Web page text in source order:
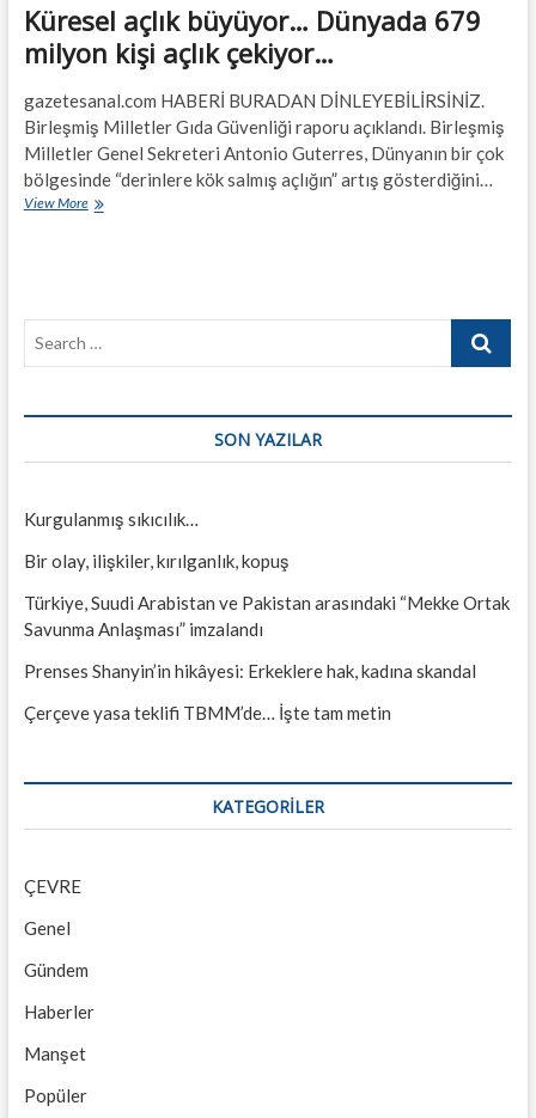
Küresel açlık büyüyor… Dünyada 679
milyon kişi açlık çekiyor…
gazetesanal.com HABERİ BURADAN DİNLEYEBİLİRSİNİZ.
Birleşmiş Milletler Gıda Güvenliği raporu açıklandı. Birleşmiş
Milletler Genel Sekreteri Antonio Guterres, Dünyanın bir çok
bölgesinde “derinlere kök salmış açlığın” artış gösterdiğini…
View MoreKüresel
açlık
Search
SON YAZILAR
Kurgulanmış sıkıcılık…
Bir olay, ilişkiler, kırılganlık, kopuş
Türkiye, Suudi Arabistan ve Pakistan arasındaki “Mekke Ortak
Savunma Anlaşması” imzalandı
Prenses Shanyin’in hikâyesi: Erkeklere hak, kadına skandal
Çerçeve yasa teklifi TBMM’de… İşte tam metin
KATEGORILER
ÇEVRE
Genel
Gündem
Haberler
Manşet
Popüler